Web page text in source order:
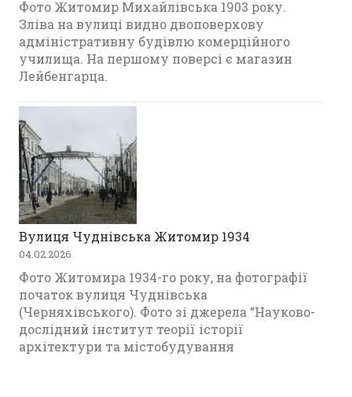
Фото Житомир Михайлівська 1903 року.
Зліва на вулиці видно двоповерхову
адміністративну будівлю комерційного
училища. На першому поверсі є магазин
Лейбенгарца.
Вулиця Чуднівська Житомир 1934
04.02.2026
Фото Житомира 1934-го року, на фотографії
початок вулиця Чуднівська
(Черняхівського). Фото зі джерела “Науково-
дослідний інститут теорії історії
архітектури та містобудування